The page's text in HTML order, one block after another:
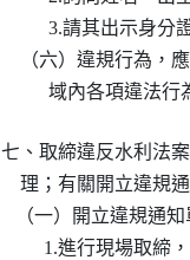
3.請其出示
（六）違規行為
域內各項違
七、取締違反水利法
理；有關開立違
（一）開立違規通知
1.進行現場